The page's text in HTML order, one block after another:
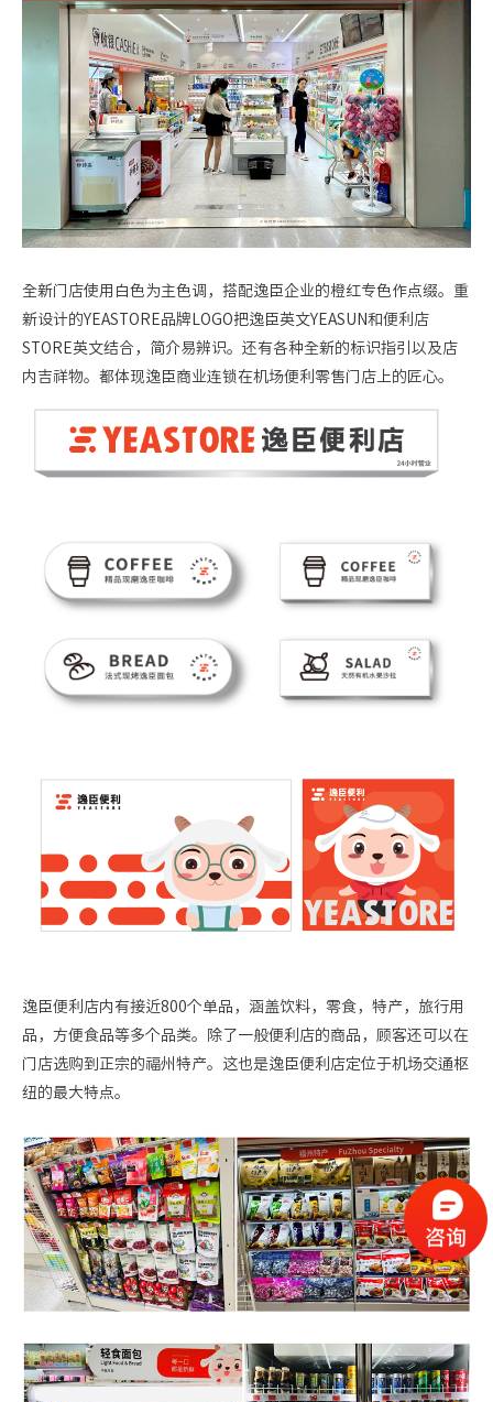
全新门店使用白色为主色调，搭配逸臣企业的橙红专色作点缀。重
新设计的YEASTORE品牌 LOGO把逸臣英文YEASUN和便利店
STORE英文结合，简介易辨识。还有各种全新的标识指引以及店
内吉祥物。都体现逸臣商业连锁在机场便利零售门店上的匠心。
逸臣便利店内有接近800个单品，涵盖饮料，零食，特产，旅行用
品，方便食品等多个品类。除了一般便利店的商品，顾客还可以在
门店选购到正宗的福州特产。这也是逸臣便利店定位于机场交通枢
纽的最大特点。